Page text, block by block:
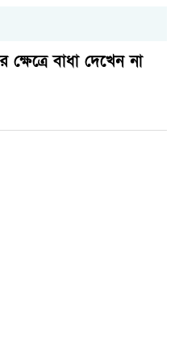
বাধা দেখেন না